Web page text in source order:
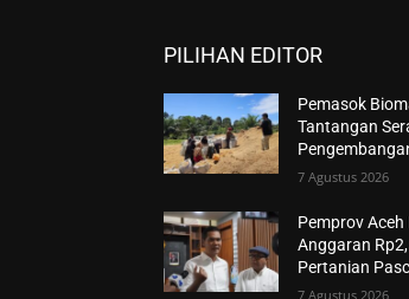
PILIHAN EDITOR
Pemasok
Tantangan
7 Agustus 2026
Pemprov
Anggaran
Pertanian
7 Agustus 2026